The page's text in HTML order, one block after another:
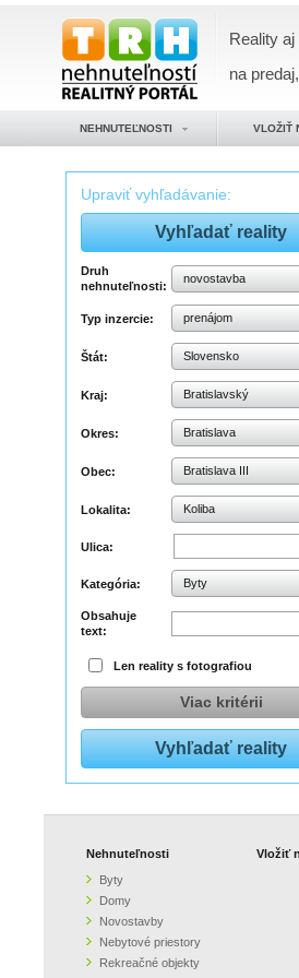
Reality
na
NEHNUTEĽNOSTI VLOŽIŤ
Upraviť vyhľadávanie:
Druh
nehnuteľnosti:
novostavba
Typ inzercie: prenájom
Štát: Slovensko
Kraj: Bratislavský
Okres: Bratislava
Obec: Bratislava III
Lokalita: Koliba
Ulica:
Kategória: Byty
Obsahuje
text:
Len reality s fotografiou
Viac kritérii
Nehnuteľnosti
Byty
Domy
Novostavby
Nebytové priestory
Rekreačné objekty
Vložiť